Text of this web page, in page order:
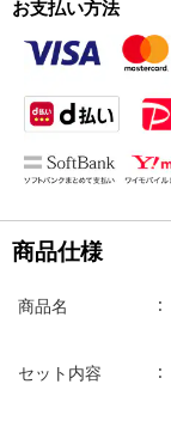
お支払い方法
商品仕様
商品名
セット内容